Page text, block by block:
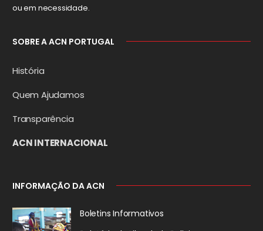
ou em necessidade.
SOBRE A ACN PORTUGAL
História
Quem Ajudamos
Transparência
ACN INTERNACIONAL
INFORMAÇÃO DA ACN
Boletins Informativos